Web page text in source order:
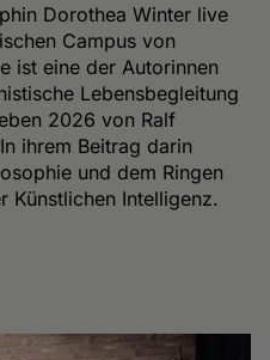
Dorothea Winter live
Campus von
ist eine der Autorinnen
Lebensbegleitung
2026 von Ralf
ihrem Beitrag darin
und dem Ringen
Künstlichen Intelligenz.